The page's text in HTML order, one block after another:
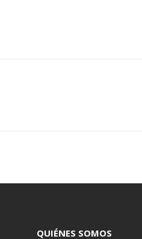
QUIÉNES SOMOS